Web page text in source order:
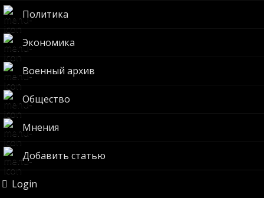
Политика
Экономика
Военный архив
Общество
Мнения
Добавить статью
Login